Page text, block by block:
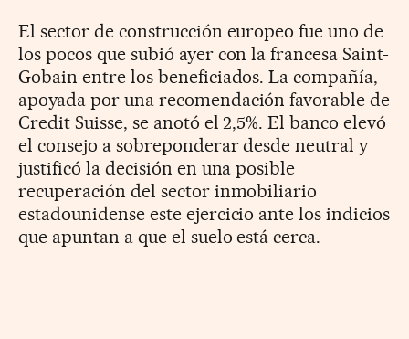
El sector de construcción europeo fue uno de
los pocos que subió ayer con la francesa Saint-
Gobain entre los beneficiados. La compañía,
apoyada por una recomendación favorable de
Credit Suisse, se anotó el 2,5%. El banco elevó
el consejo a sobreponderar desde neutral y
justificó la decisión en una posible
recuperación del sector inmobiliario
estadounidense este ejercicio ante los indicios
que apuntan a que el suelo está cerca.